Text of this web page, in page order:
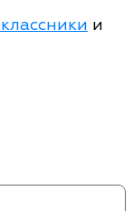
и